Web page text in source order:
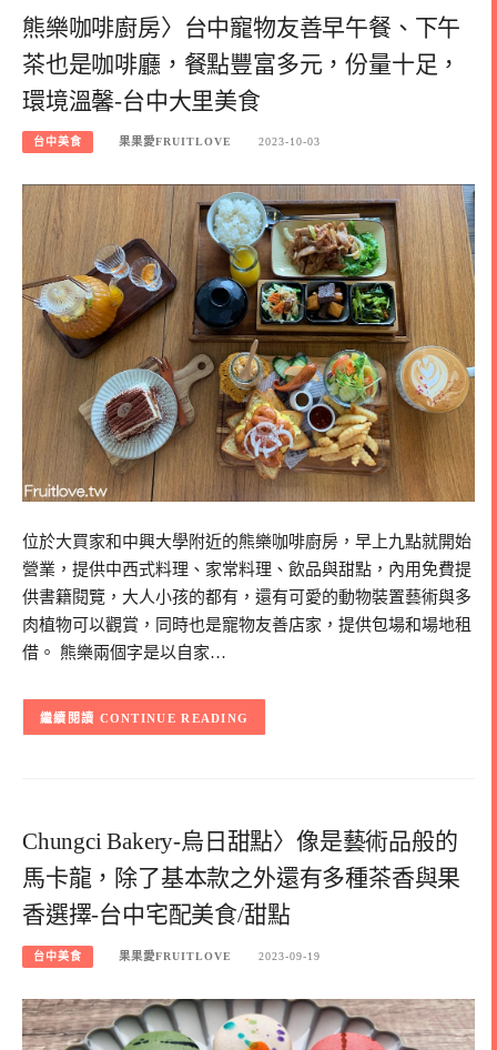
熊樂咖啡廚房〉台中寵物友善早午餐、下午
茶也是咖啡廳，餐點豐富多元，份量十足，
環境溫馨-台中大里美食
台中美食 果果愛FRUITLOVE 2023-10-03
位於大買家和中興大學附近的熊樂咖啡廚房，早上九點就開始
營業，提供中西式料理、家常料理、飲品與甜點，內用免費提
供書籍閱覽，大人小孩的都有，還有可愛的動物裝置藝術與多
肉植物可以觀賞，同時也是寵物友善店家，提供包場和場地租
借。 熊樂兩個字是以自家…
CONTINUE READING
Chungci Bakery-烏日甜點〉像是藝術品般的
馬卡龍，除了基本款之外還有多種茶香與果
香選擇-台中宅配美食/甜點
台中美食 果果愛FRUITLOVE 2023-09-19